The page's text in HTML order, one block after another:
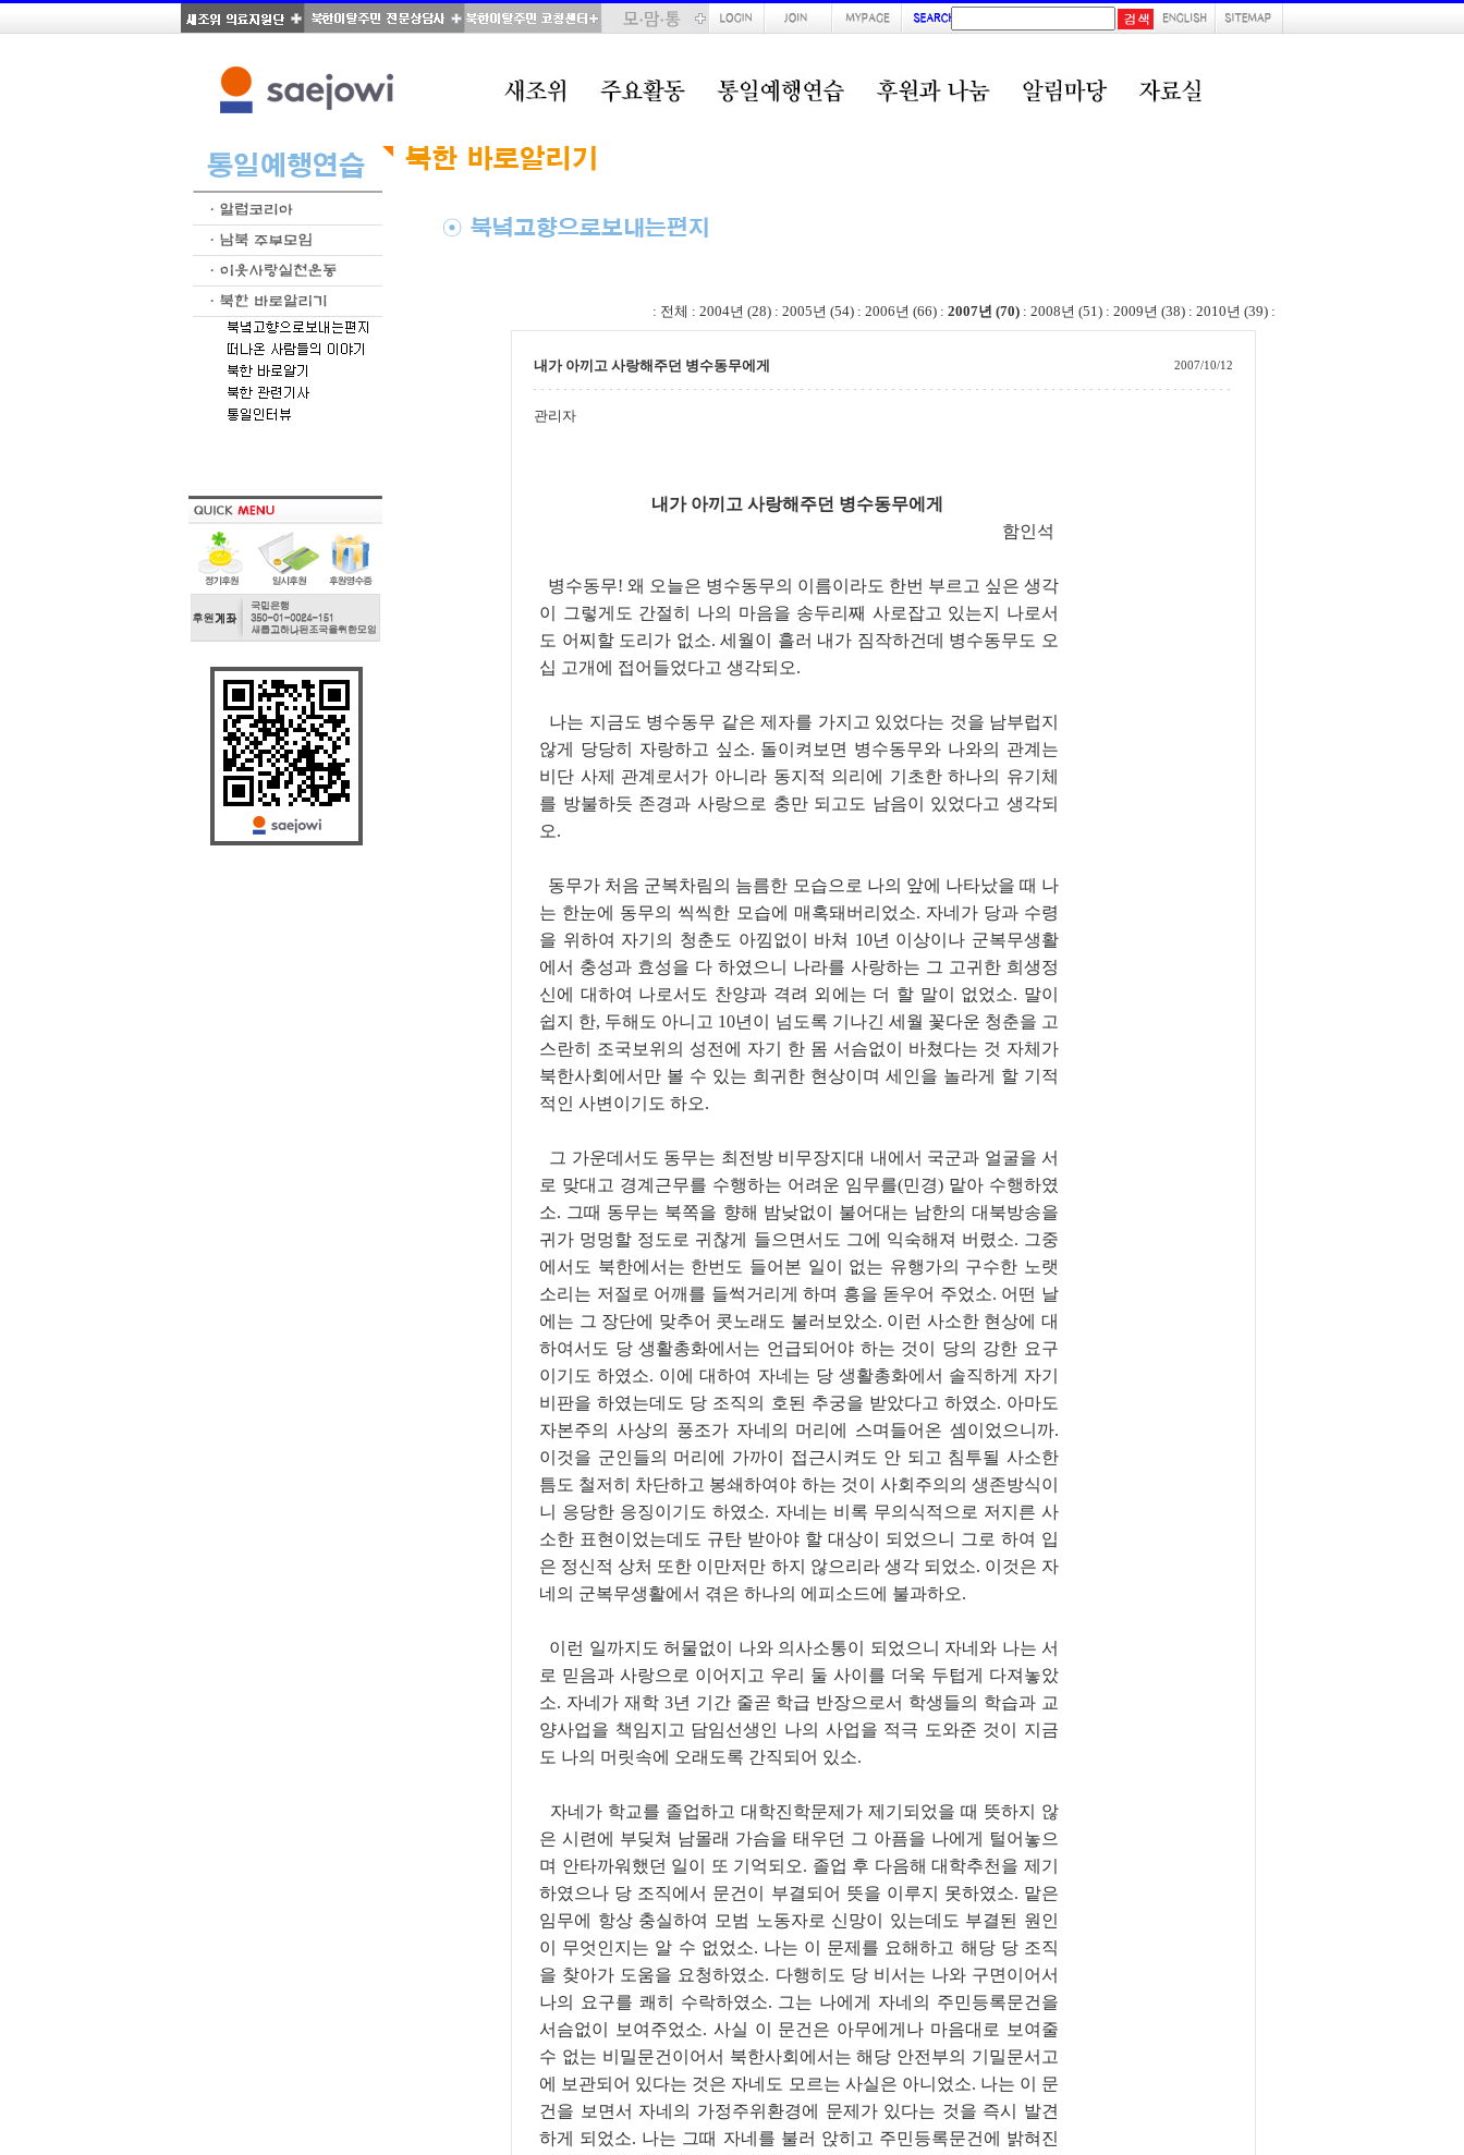
: 전체 : 2004년 (28) : 2005년 (54) : 2006년 (66) : 2007년 (70) : 2008년 (51) : 2009년 (38) : 2010년 (39) :
내가 아끼고 사랑해주던 병수동무에게 2007/10/12
관리자
내가 아끼고 사랑해주던 병수동무에게
함인석
병수동무! 왜 오늘은 병수동무의 이름이라도 한번 부르고 싶은 생각
이 그렇게도 간절히 나의 마음을 송두리째 사로잡고 있는지 나로서
도 어찌할 도리가 없소. 세월이 흘러 내가 짐작하건데 병수동무도 오
십 고개에 접어들었다고 생각되오.
나는 지금도 병수동무 같은 제자를 가지고 있었다는 것을 남부럽지
않게 당당히 자랑하고 싶소. 돌이켜보면 병수동무와 나와의 관계는
비단 사제 관계로서가 아니라 동지적 의리에 기초한 하나의 유기체
를 방불하듯 존경과 사랑으로 충만 되고도 남음이 있었다고 생각되
오.
동무가 처음 군복차림의 늠름한 모습으로 나의 앞에 나타났을 때 나
는 한눈에 동무의 씩씩한 모습에 매혹돼버리었소. 자네가 당과 수령
을 위하여 자기의 청춘도 아낌없이 바쳐 10년 이상이나 군복무생활
에서 충성과 효성을 다 하였으니 나라를 사랑하는 그 고귀한 희생정
신에 대하여 나로서도 찬양과 격려 외에는 더 할 말이 없었소. 말이
쉽지 한, 두해도 아니고 10년이 넘도록 기나긴 세월 꽃다운 청춘을 고
스란히 조국보위의 성전에 자기 한 몸 서슴없이 바쳤다는 것 자체가
북한사회에서만 볼 수 있는 희귀한 현상이며 세인을 놀라게 할 기적
적인 사변이기도 하오.
그 가운데서도 동무는 최전방 비무장지대 내에서 국군과 얼굴을 서
로 맞대고 경계근무를 수행하는 어려운 임무를(민경) 맡아 수행하였
소. 그때 동무는 북쪽을 향해 밤낮없이 불어대는 남한의 대북방송을
귀가 멍멍할 정도로 귀찮게 들으면서도 그에 익숙해져 버렸소. 그중
에서도 북한에서는 한번도 들어본 일이 없는 유행가의 구수한 노랫
소리는 저절로 어깨를 들썩거리게 하며 흥을 돋우어 주었소. 어떤 날
에는 그 장단에 맞추어 콧노래도 불러보았소. 이런 사소한 현상에 대
하여서도 당 생활총화에서는 언급되어야 하는 것이 당의 강한 요구
이기도 하였소. 이에 대하여 자네는 당 생활총화에서 솔직하게 자기
비판을 하였는데도 당 조직의 호된 추궁을 받았다고 하였소. 아마도
자본주의 사상의 풍조가 자네의 머리에 스며들어온 셈이었으니까.
이것을 군인들의 머리에 가까이 접근시켜도 안 되고 침투될 사소한
틈도 철저히 차단하고 봉쇄하여야 하는 것이 사회주의의 생존방식이
니 응당한 응징이기도 하였소. 자네는 비록 무의식적으로 저지른 사
소한 표현이었는데도 규탄 받아야 할 대상이 되었으니 그로 하여 입
은 정신적 상처 또한 이만저만 하지 않으리라 생각 되었소. 이것은 자
네의 군복무생활에서 겪은 하나의 에피소드에 불과하오.
이런 일까지도 허물없이 나와 의사소통이 되었으니 자네와 나는 서
로 믿음과 사랑으로 이어지고 우리 둘 사이를 더욱 두텁게 다져놓았
소. 자네가 재학 3년 기간 줄곧 학급 반장으로서 학생들의 학습과 교
양사업을 책임지고 담임선생인 나의 사업을 적극 도와준 것이 지금
도 나의 머릿속에 오래도록 간직되어 있소.
자네가 학교를 졸업하고 대학진학문제가 제기되었을 때 뜻하지 않
은 시련에 부딪쳐 남몰래 가슴을 태우던 그 아픔을 나에게 털어놓으
며 안타까워했던 일이 또 기억되오. 졸업 후 다음해 대학추천을 제기
하였으나 당 조직에서 문건이 부결되어 뜻을 이루지 못하였소. 맡은
임무에 항상 충실하여 모범 노동자로 신망이 있는데도 부결된 원인
이 무엇인지는 알 수 없었소. 나는 이 문제를 요해하고 해당 당 조직
을 찾아가 도움을 요청하였소. 다행히도 당 비서는 나와 구면이어서
나의 요구를 쾌히 수락하였소. 그는 나에게 자네의 주민등록문건을
서슴없이 보여주었소. 사실 이 문건은 아무에게나 마음대로 보여줄
수 없는 비밀문건이어서 북한사회에서는 해당 안전부의 기밀문서고
에 보관되어 있다는 것은 자네도 모르는 사실은 아니었소. 나는 이 문
건을 보면서 자네의 가정주위환경에 문제가 있다는 것을 즉시 발견
하게 되었소. 나는 그때 자네를 불러 앉히고 주민등록문건에 밝혀진